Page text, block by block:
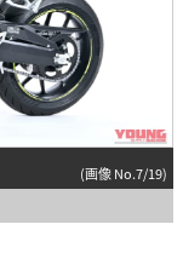
(画像 No.7/19)